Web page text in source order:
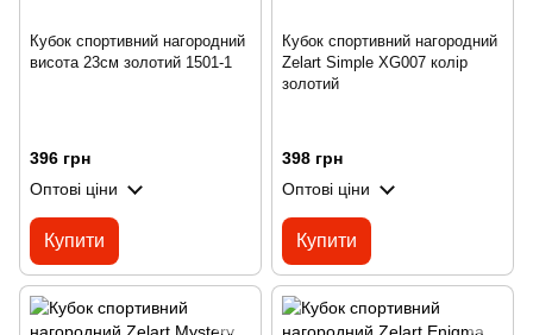
Кубок спортивний нагородний
висота 23см золотий 1501-1
396 грн
Оптові ціни
Купити
Кубок спортивний нагородний
Zelart Simple XG007 колір
золотий
398 грн
Оптові ціни
Купити